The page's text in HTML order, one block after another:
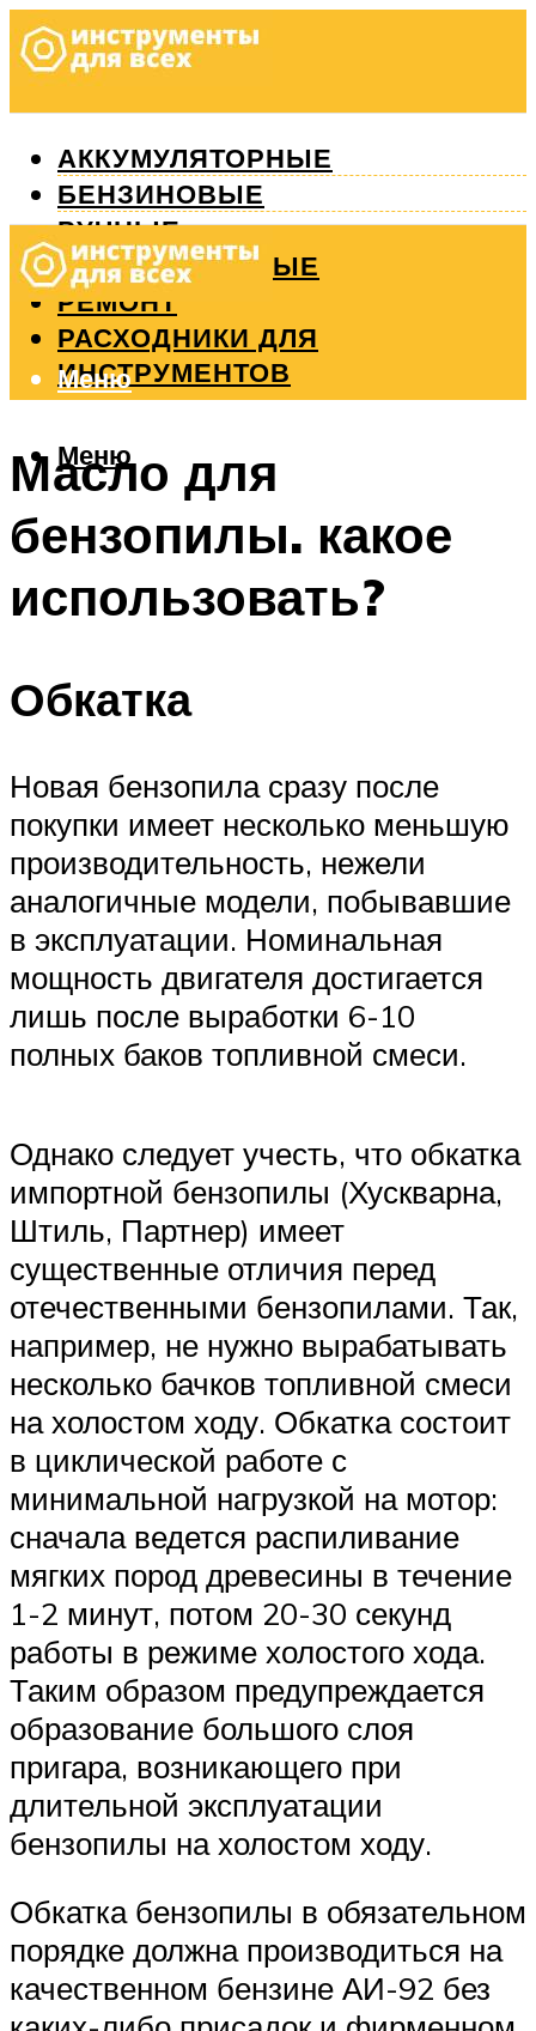
АККУМУЛЯТОРНЫЕ
БЕНЗИНОВЫЕ
РУЧНЫЕ
ИЗМЕРИТЕЛЬНЫЕ
РЕМОНТ
РАСХОДНИКИ ДЛЯ
ИНСТРУМЕНТОВ
Меню
Меню
Масло для
бензопилы. какое
использовать?
Обкатка
Новая бензопила сразу после
покупки имеет несколько меньшую
производительность, нежели
аналогичные модели, побывавшие
в эксплуатации. Номинальная
мощность двигателя достигается
лишь после выработки 6-10
полных баков топливной смеси.
Однако следует учесть, что обкатка
импортной бензопилы (Хускварна,
Штиль, Партнер) имеет
существенные отличия перед
отечественными бензопилами. Так,
например, не нужно вырабатывать
несколько бачков топливной смеси
на холостом ходу. Обкатка состоит
в циклической работе с
минимальной нагрузкой на мотор:
сначала ведется распиливание
мягких пород древесины в течение
1-2 минут, потом 20-30 секунд
работы в режиме холостого хода.
Таким образом предупреждается
образование большого слоя
пригара, возникающего при
длительной эксплуатации
бензопилы на холостом ходу.
Обкатка бензопилы в обязательном
порядке должна производиться на
качественном бензине АИ-92 без